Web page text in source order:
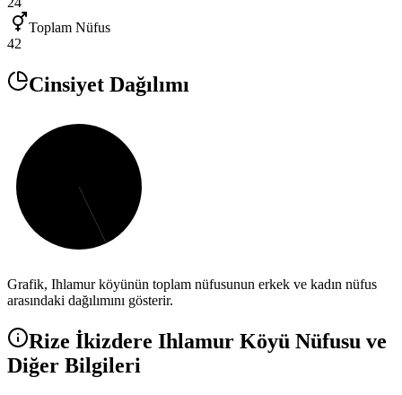
Toplam Nüfus
42
Cinsiyet Dağılımı
Grafik, Ihlamurköyünün toplam nüfusunun erkek ve kadın nüfus
arasındaki dağılımını gösterir.
Rize İkizdere Ihlamur Köyü Nüfusu ve
Diğer Bilgileri